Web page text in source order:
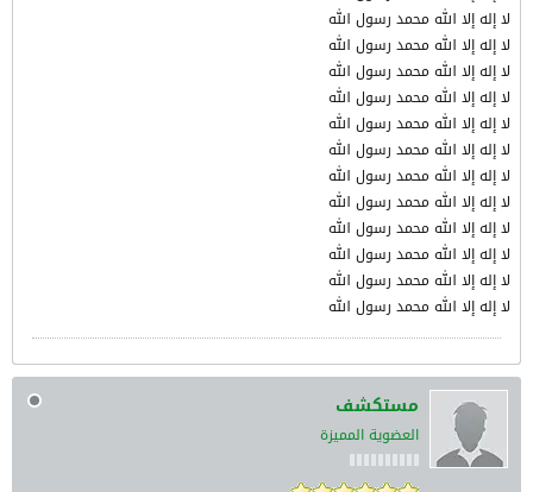
لا إله إلا الله محمد رسول الله
لا إله إلا الله محمد رسول الله
لا إله إلا الله محمد رسول الله
لا إله إلا الله محمد رسول الله
لا إله إلا الله محمد رسول الله
لا إله إلا الله محمد رسول الله
لا إله إلا الله محمد رسول الله
لا إله إلا الله محمد رسول الله
لا إله إلا الله محمد رسول الله
لا إله إلا الله محمد رسول الله
لا إله إلا الله محمد رسول الله
لا إله إلا الله محمد رسول الله
مستكشف
العضوية المميزة